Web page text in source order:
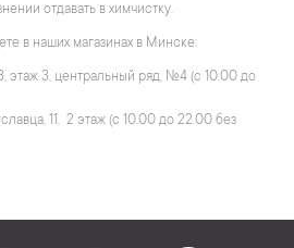
отдавать в химчистку.
в наших магазинах в Минске:
этаж 3, центральный ряд, №4 (с 10.00 до
11, 2 этаж (с 10.00 до 22.00 без